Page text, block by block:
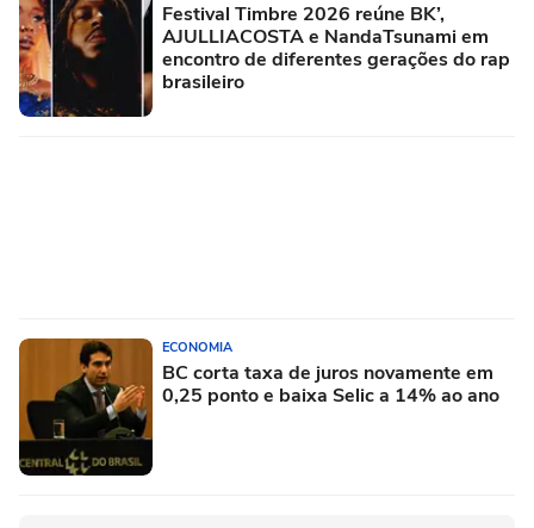
Festival Timbre 2026 reúne BK’,
AJULLIACOSTA e NandaTsunami em
encontro de diferentes gerações do rap
brasileiro
ECONOMIA
BC corta taxa de juros novamente em
0,25 ponto e baixa Selic a 14% ao ano